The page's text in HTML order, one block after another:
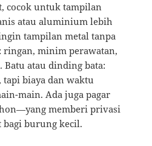
cocok untuk tampilan
atau aluminium lebih
tampilan metal tanpa
ringan, minim perawatan,
Batu atau dinding bata:
biaya dan waktu
main. Ada juga pagar
memberi privasi
bagi burung kecil.